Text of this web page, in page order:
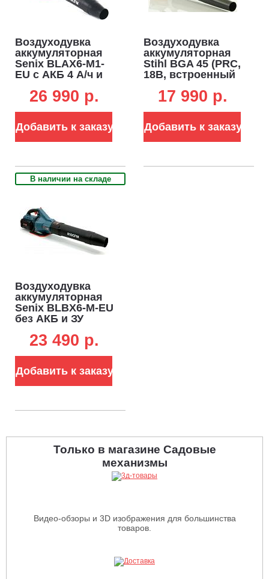
Воздуходувка
аккумуляторная
Senix BLAX6-M1-
EU с АКБ 4 А/ч и
75 м/с, 1380 м3/ч,
26 990 p.
Добавить к заказу
Воздуходувка
аккумуляторная
Stihl BGA 45 (PRC,
18В, встроенный
макс. расход
воздуха 420 м3/ч,
2,0 кг.)
17 990 p.
Добавить к заказу
В наличии на складе
Воздуходувка
аккумуляторная
Senix BLBX6-M-EU
без АКБ и ЗУ
м/с, 1614 м3/ч)
23 490 p.
Добавить к заказу
Только в магазине Садовые
механизмы
Видео-обзоры и 3D изображения для большинства
товаров.